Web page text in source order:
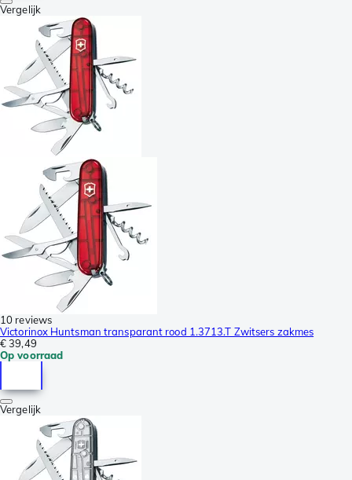
Vergelijk
10 reviews
Victorinox Huntsman transparant rood 1.3713.T Zwitsers zakmes
€ 39,49
Op voorraad
Vergelijk